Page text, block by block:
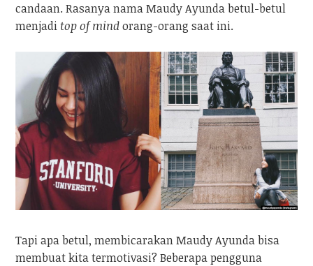
candaan. Rasanya nama Maudy Ayunda betul-betul
menjaditop of mindorang-orang saat ini.
Tapi apa betul, membicarakan Maudy Ayunda bisa
membuat kita termotivasi? Beberapa pengguna